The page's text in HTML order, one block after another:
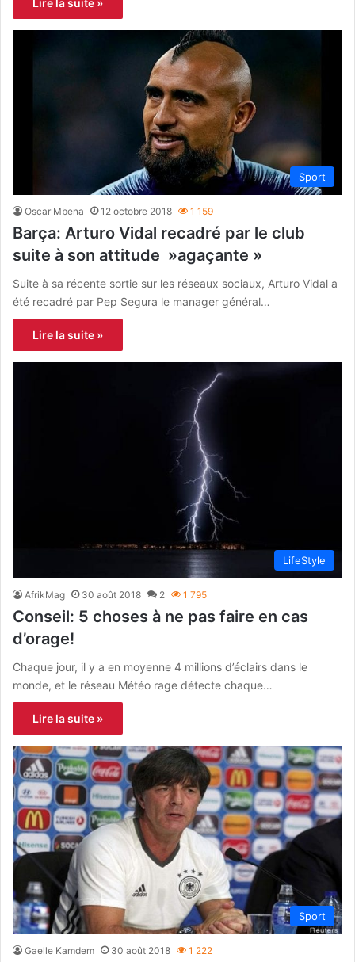
Sport
Oscar Mbena 12 octobre 2018 1 159
Barça: Arturo Vidal recadré par le club
suite à son attitude »agaçante »
Suite à sa récente sortie sur les réseaux sociaux, Arturo Vidal a
été recadré par Pep Segura le manager général…
Lire la suite »
LifeStyle
AfrikMag 30 août 2018 2 1 795
Conseil: 5 choses à ne pas faire en cas
d’orage!
Chaque jour, il y a en moyenne 4 millions d’éclairs dans le
monde, et le réseau Météo rage détecte chaque…
Lire la suite »
Sport
Gaelle Kamdem 30 août 2018 1 222